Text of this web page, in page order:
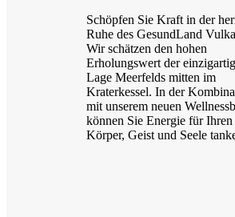
Schöpfen Sie Kraft in der
Ruhe des GesundLand
Wir schätzen den hohen
Erholungswert der
Lage Meerfelds mitten im
Kraterkessel. In der
mit unserem neuen
können Sie Energie für Ihren
Körper, Geist und Seele